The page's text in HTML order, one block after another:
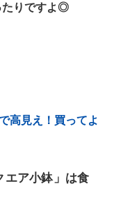
たりですよ◎
高見え！買ってよ
エア小鉢」は食